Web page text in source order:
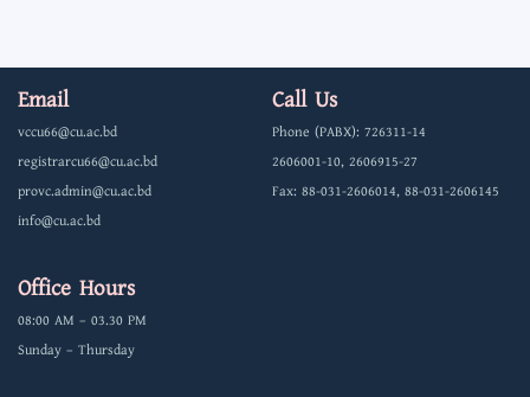
Email
vccu66@cu.ac.bd
registrarcu66@cu.ac.bd
provc.admin@cu.ac.bd
info@cu.ac.bd
Call Us
Phone (PABX): 726311-14
2606001-10, 2606915-27
Fax: 88-031-2606014, 88-031-2606145
Office Hours
08:00 AM – 03.30 PM
Sunday – Thursday